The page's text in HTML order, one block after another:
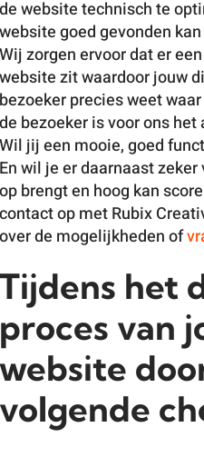
de website technisch te
website goed gevonden
Wij zorgen ervoor dat er
website zit waardoor jouw
bezoeker precies weet
de bezoeker is voor ons
Wil jij een mooie, goed
En wil je er daarnaast
op brengt en hoog kan
contact op met Rubix
over de mogelijkheden of
Tijdens het
proces van
website
volgende